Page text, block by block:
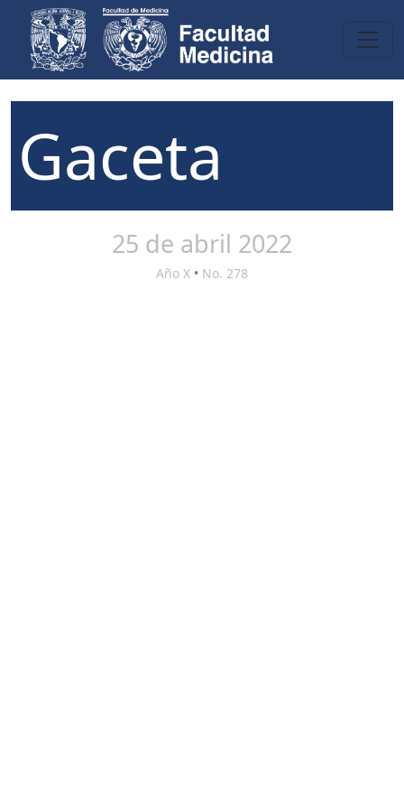
Gaceta
25 de abril 2022
Año X • No. 278